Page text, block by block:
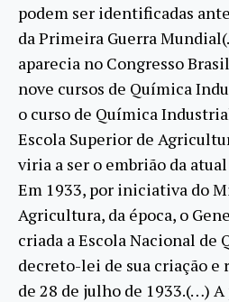
podem ser identificadas
da Primeira Guerra
aparecia no Congresso
nove cursos de Química
o curso de Química
Escola Superior de
viria a ser o embrião da
Em 1933, por iniciativa do
Agricultura, da época, o
criada a Escola Nacional de
decreto-lei de sua criação e
de 28 de julho de 1933.(…)